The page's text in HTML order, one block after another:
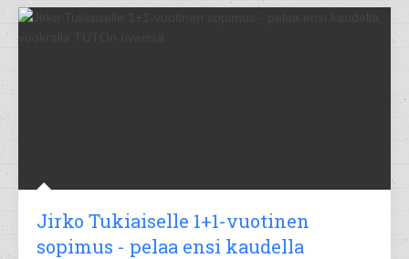
Jirko Tukiaiselle 1+1-vuotinen
sopimus - pelaa ensi kaudella